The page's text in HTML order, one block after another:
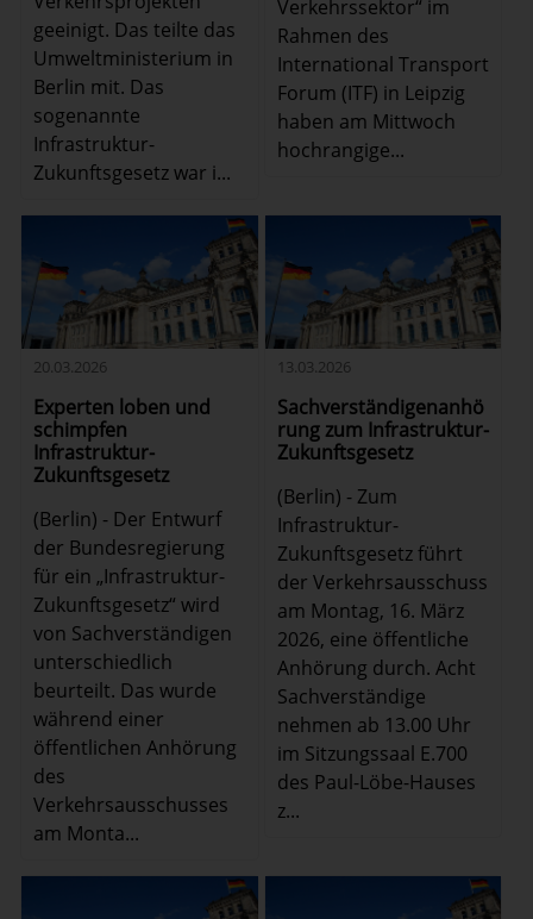
geeinigt. Das teilte das
Umweltministerium in
Berlin mit. Das
sogenannte
Infrastruktur-
Zukunftsgesetz war i...
Verkehrssektor“ im
Rahmen des
International Transport
Forum (ITF) in Leipzig
haben am Mittwoch
hochrangige...
20.03.2026
Experten loben und
schimpfen
Infrastruktur-
Zukunftsgesetz
(Berlin) - Der Entwurf
der Bundesregierung
für ein „Infrastruktur-
Zukunftsgesetz“ wird
von Sachverständigen
unterschiedlich
beurteilt. Das wurde
während einer
öffentlichen Anhörung
des
Verkehrsausschusses
am Monta...
13.03.2026
Sachverständigenanhö
rung zum Infrastruktur-
Zukunftsgesetz
(Berlin) - Zum
Infrastruktur-
Zukunftsgesetz führt
der Verkehrsausschuss
am Montag, 16. März
2026, eine öffentliche
Anhörung durch. Acht
Sachverständige
nehmen ab 13.00 Uhr
im Sitzungssaal E.700
des Paul-Löbe-Hauses
z...